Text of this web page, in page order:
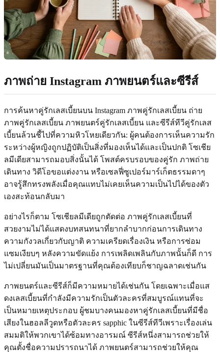
ภาพถ่าย Instagram ภาพยนตร์และซีรีส์
การค้นหาคู่รักเลสเบี้ยนบน Instagram ภาพคู่รักเลสเบี้ยน ถ่าย
ภาพคู่รักเลสเบี้ยน ภาพยนตร์คู่รักเลสเบี้ยน และซีรีส์ทีวีคู่รักเลส
เบี้ยนล้วนชี้ไปที่ความหิวโหยเดียวกัน: ผู้คนต้องการเห็นความรัก
ระหว่างผู้หญิงถูกปฏิบัติเป็นสิ่งที่มองเห็นได้และเป็นปกติ โซเชีย
ลมีเดียสามารถมอบสิ่งนั้นได้ โพสต์ครบรอบของคู่รัก ภาพถ่าย
เดินทาง วิดีโอขอแต่งงาน หรือเซลฟี่ซูเปอร์มาร์เก็ตธรรมดาๆ
อาจรู้สึกทรงพลังเมื่อคุณแทบไม่เคยเห็นความเป็นไปได้ของตัว
เองสะท้อนกลับมา
อย่างไรก็ตาม โซเชียลมีเดียถูกตัดต่อ ภาพคู่รักเลสเบี้ยนที่
สวยงามไม่ได้แสดงบทสนทนาที่ยากลำบากก่อนการเดินทาง
ความกังวลเกี่ยวกับญาติ ความเครียดเรื่องเงิน หรือการซ่อม
แซมเงียบๆ หลังความขัดแย้ง การเพลิดเพลินกับภาพนั้นก็ดี การ
ไม่เปลี่ยนมันเป็นมาตรฐานที่คุณต้องเทียบก็ชาญฉลาดเช่นกัน
ภาพยนตร์และซีรีส์ก็มีความหมายได้เช่นกัน โดยเฉพาะเมื่อแส
ดงเลสเบี้ยนที่กำลังมีความรักเป็นตัวละครที่สมบูรณ์แทนที่จะ
เป็นหมายเหตุประกอบ ผู้ชมบางคนมองหาคู่รักเลสเบี้ยนที่มีชื่อ
เสียงในฮอลลีวูดหรือตัวละคร sapphic ในซีรีส์ทีวีเพราะเรื่องเล่น
สมมติให้พวกเขาได้ซ้อมทางอารมณ์ ซีรีส์หนึ่งสามารถช่วยให้
คุณตั้งชื่อความปรารถนาได้ ภาพยนตร์สามารถช่วยให้คุณ